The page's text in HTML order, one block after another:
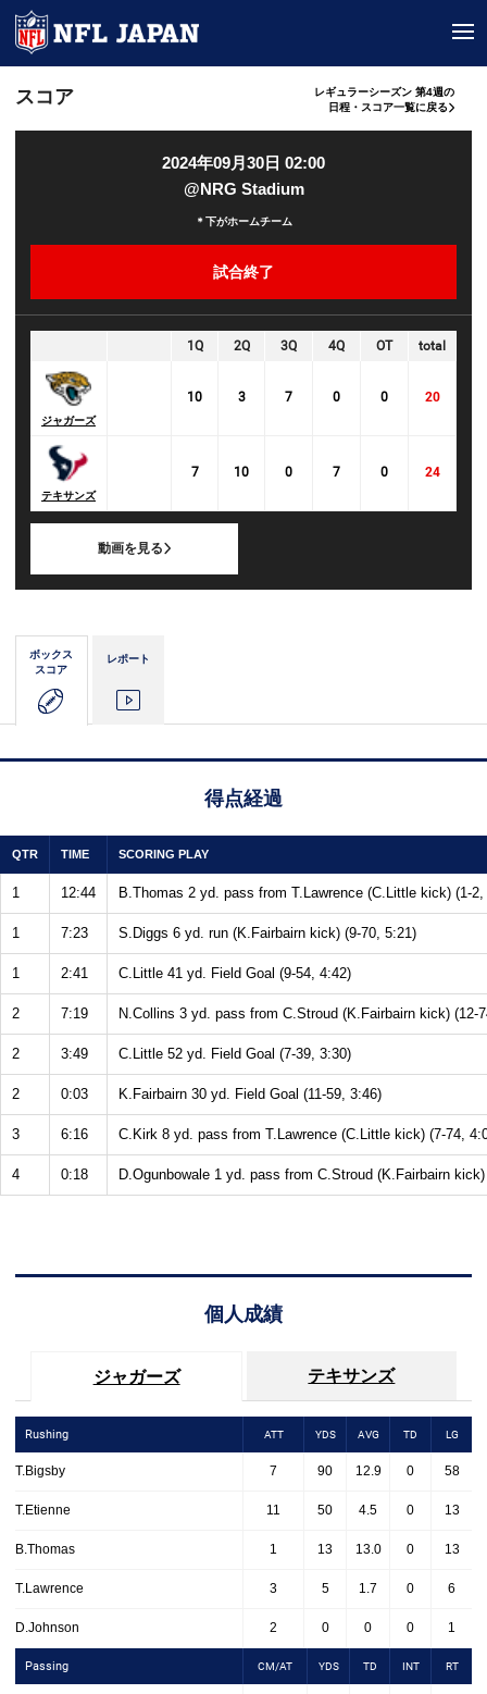
スコア
レギュラーシーズン 第4週の
日程・スコア一覧に戻る
2024年09月30日 02:00
@NRG Stadium
＊下がホームチーム
試合終了
1Q 2Q 3Q 4Q OT total
ジャガーズ
10 3 7 0 0 20
テキサンズ
7 10 0 7 0 24
動画を見る
ボックス
スコア
レポート
得点経過
QTR TIME SCORING PLAY
1 12:44 B.Thomas 2 yd. pass from T.Lawrence (C.Little kick) (1-2,
1 7:23 S.Diggs 6 yd. run (K.Fairbairn kick) (9-70, 5:21)
1 2:41 C.Little 41 yd. Field Goal (9-54, 4:42)
2 7:19 N.Collins 3 yd. pass from C.Stroud (K.Fairbairn kick) (12-
2 3:49 C.Little 52 yd. Field Goal (7-39, 3:30)
2 0:03 K.Fairbairn 30 yd. Field Goal (11-59, 3:46)
3 6:16 C.Kirk 8 yd. pass from T.Lawrence (C.Little kick) (7-74,
4 0:18 D.Ogunbowale 1 yd. pass from C.Stroud (K.Fairbairn
個人成績
ジャガーズ テキサンズ
Rushing ATT YDS AVG TD LG
T.Bigsby 7 90 12.9 0 58
T.Etienne 11 50 4.5 0 13
B.Thomas 1 13 13.0 0 13
T.Lawrence 3 5 1.7 0 6
D.Johnson 2 0 0 0 1
Passing CM/AT YDS TD INT RT